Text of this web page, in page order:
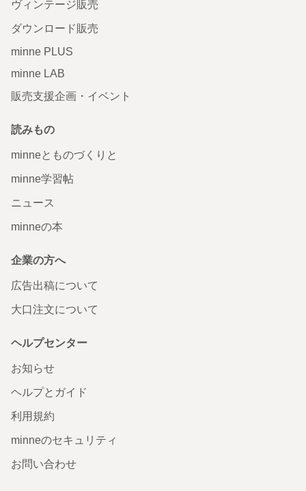
ヴィンテージ販売
ダウンロード販売
minne PLUS
minne LAB
販売支援企画・イベント
読みもの
minneとものづくりと
minne学習帖
ニュース
minneの本
企業の方へ
広告出稿について
大口注文について
ヘルプセンター
お知らせ
ヘルプとガイド
利用規約
minneのセキュリティ
お問い合わせ